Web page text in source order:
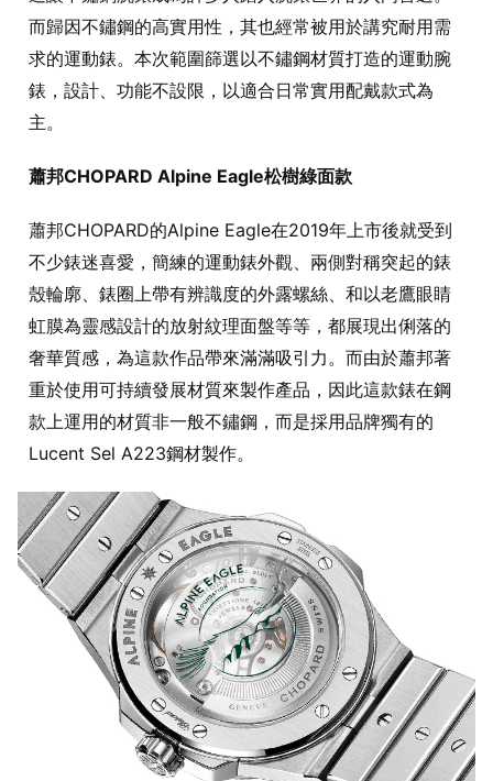
而歸因不鏽鋼的高實用性，其也經常被用於講究耐用需
求的運動錶。本次範圍篩選以不鏽鋼材質打造的運動腕
錶，設計、功能不設限，以適合日常實用配戴款式為
主。
蕭邦CHOPARD Alpine Eagle松樹綠面款
蕭邦CHOPARD的Alpine Eagle在2019年上市後就受到
不少錶迷喜愛，簡練的運動錶外觀、兩側對稱突起的錶
殼輪廓、錶圈上帶有辨識度的外露螺絲、和以老鷹眼睛
虹膜為靈感設計的放射紋理面盤等等，都展現出俐落的
奢華質感，為這款作品帶來滿滿吸引力。而由於蕭邦著
重於使用可持續發展材質來製作產品，因此這款錶在鋼
款上運用的材質非一般不鏽鋼，而是採用品牌獨有的
Lucent Sel A223鋼材製作。